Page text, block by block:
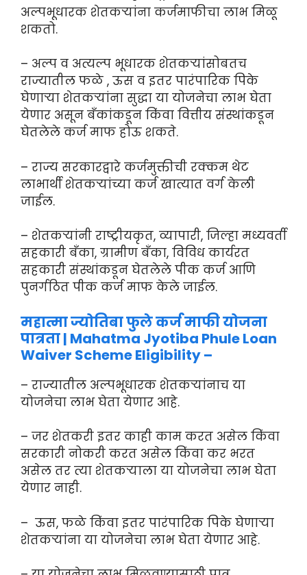
अल्पभूधारक शेतकऱ्यांना कर्जमाफीचा लाभ मिळू
शकतो.
– अल्प व अत्यल्प भूधारक शेतकऱ्यांसोबतच
राज्यातील फळे , ऊस व इतर पारंपारिक पिके
घेणाऱ्या शेतकऱ्यांना सुद्धा या योजनेचा लाभ घेता
येणार असून बँकांकडून किंवा वित्तीय संस्थांकडून
घेतलेले कर्ज माफ होऊ शकते.
– राज्य सरकारद्वारे कर्जमुक्तीची रक्कम थेट
लाभार्थी शेतकऱ्यांच्या कर्ज खात्यात वर्ग केली
जाईल.
– शेतकऱ्यांनी राष्ट्रीयकृत, व्यापारी, जिल्हा मध्यवर्ती
सहकारी बँका, ग्रामीण बँका, विविध कार्यरत
सहकारी संस्थांकडून घेतलेले पीक कर्ज आणि
पुनर्गठित पीक कर्ज माफ केले जाईल.
महात्मा ज्योतिबा फुले कर्ज माफी योजना
पात्रता | Mahatma Jyotiba Phule Loan
Waiver Scheme Eligibility –
– राज्यातील अल्पभूधारक शेतकऱ्यांनाच या
योजनेचा लाभ घेता येणार आहे.
– जर शेतकरी इतर काही काम करत असेल किंवा
सरकारी नोकरी करत असेल किंवा कर भरत
असेल तर त्या शेतकऱ्याला या योजनेचा लाभ घेता
येणार नाही.
– ऊस, फळे किंवा इतर पारंपारिक पिके घेणाऱ्या
शेतकऱ्यांना या योजनेचा लाभ घेता येणार आहे.